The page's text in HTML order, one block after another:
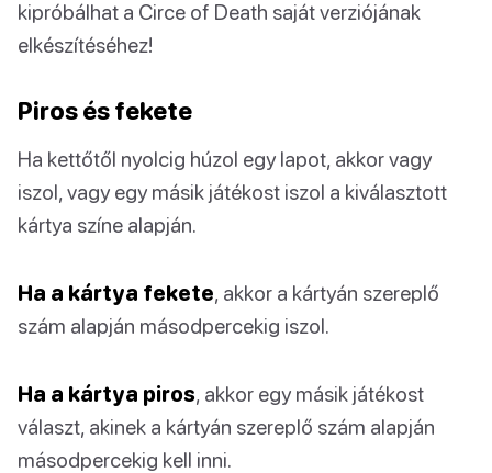
kipróbálhat a Circe of Death saját verziójának
elkészítéséhez!
Piros és fekete
Ha kettőtől nyolcig húzol egy lapot, akkor vagy
iszol, vagy egy másik játékost iszol a kiválasztott
kártya színe alapján.
Ha a kártya fekete, akkor a kártyán szereplő
szám alapján másodpercekig iszol.
Ha a kártya piros, akkor egy másik játékost
választ, akinek a kártyán szereplő szám alapján
másodpercekig kell inni.